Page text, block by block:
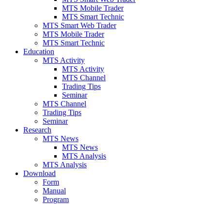
MTS Mobile Trader
MTS Smart Technic
MTS Smart Web Trader
MTS Mobile Trader
MTS Smart Technic
Education
MTS Activity
MTS Activity
MTS Channel
Trading Tips
Seminar
MTS Channel
Trading Tips
Seminar
Research
MTS News
MTS News
MTS Analysis
MTS Analysis
Download
Form
Manual
Program